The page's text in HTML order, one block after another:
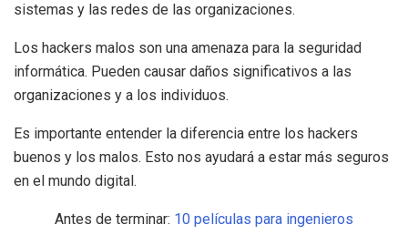
sistemas y las redes de las organizaciones.
Los hackers malos son una amenaza para la seguridad
informática. Pueden causar daños significativos a las
organizaciones y a los individuos.
Es importante entender la diferencia entre los hackers
buenos y los malos. Esto nos ayudará a estar más seguros
en el mundo digital.
Antes de terminar: 10 películas para ingenieros